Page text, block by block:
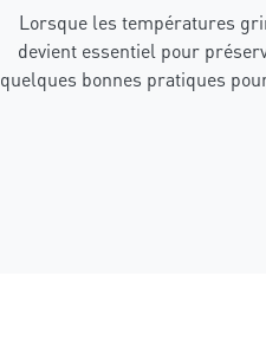
Lorsque les températures
devient essentiel pour
quelques bonnes pratiques